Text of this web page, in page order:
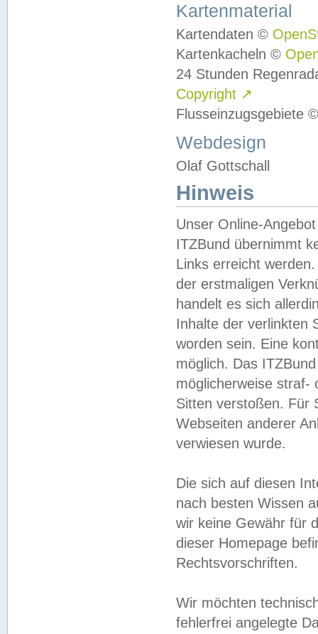
Kartenmaterial
Kartendaten ©
Kartenkacheln ©
24 Stunden
Copyright ↗
Flusseinzugsgebiete
Webdesign
Olaf Gottschall
Hinweis
Unser Online-
ITZBund übernimmt
Links erreicht
der erstmaligen
handelt es sich
Inhalte der verlinkten
worden sein. Eine
möglich. Das
möglicherweise straf-
Sitten verstoßen. Für
Webseiten anderer
verwiesen wurde.
Die sich auf diesen
nach besten Wissen
wir keine Gewähr für
dieser Homepage
Rechtsvorschriften.
Wir möchten
fehlerfrei angelegte